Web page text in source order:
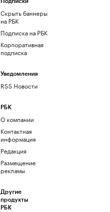
Подписки
Скрыть баннеры
на РБК
Подписка на РБК
Корпоративная
подписка
Уведомления
RSS Новости
РБК
О компании
Контактная
информация
Редакция
Размещение
рекламы
Другие
продукты
РБК